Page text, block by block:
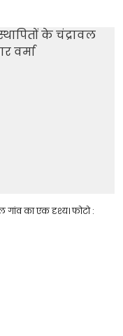
गांव का एक दृश्य। फोटो :